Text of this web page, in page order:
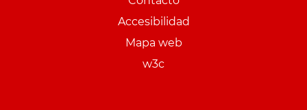
Accesibilidad
Mapa web
w3c